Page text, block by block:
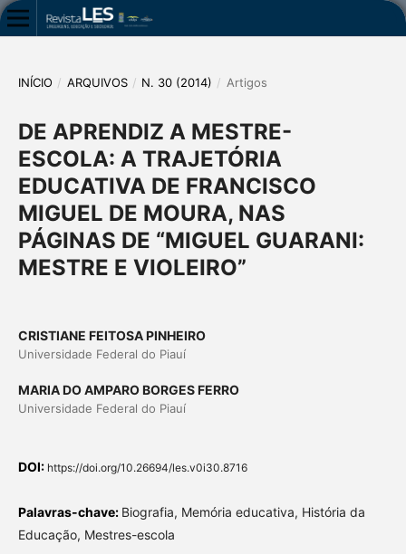
INÍCIO / ARQUIVOS / N. 30 (2014) / Artigos
DE APRENDIZ A MESTRE-
ESCOLA: A TRAJETÓRIA
EDUCATIVA DE FRANCISCO
MIGUEL DE MOURA, NAS
PÁGINAS DE “MIGUEL GUARANI:
MESTRE E VIOLEIRO”
CRISTIANE FEITOSA PINHEIRO
Universidade Federal do Piauí
MARIA DO AMPARO BORGES FERRO
Universidade Federal do Piauí
DOI: https://doi.org/10.26694/les.v0i30.8716
Palavras-chave: Biografia, Memória educativa, História da
Educação, Mestres-escola